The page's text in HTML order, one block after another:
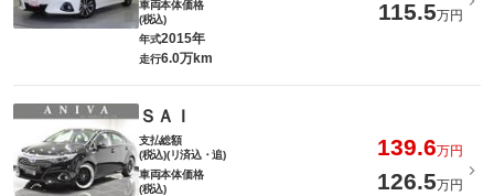
車両本体価格
(税込)
115.5万円
年式2015年
走行6.0万km
ＳＡＩ
支払総額
(税込)(リ済込・追)
139.6万円
車両本体価格
(税込)
126.5万円